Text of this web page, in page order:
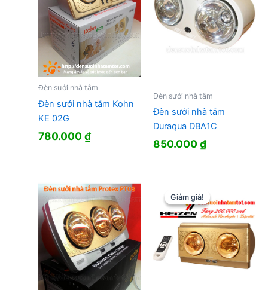
Đèn sưởi nhà tắm
Đèn sưởi nhà tắm Kohn
KE 02G
780.000₫
Đèn sưởi nhà tắm
Đèn sưởi nhà tắm
Duraqua DBA1C
850.000₫
Giảm giá!
Giảm giá!